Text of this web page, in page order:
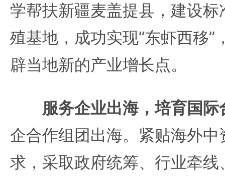
学帮扶新疆麦盖提县，建设
殖基地，成功实现“东虾西移
辟当地新的产业增长点。
服务企业出海，培育国
企合作组团出海。紧贴海外
求，采取政府统筹、行业牵